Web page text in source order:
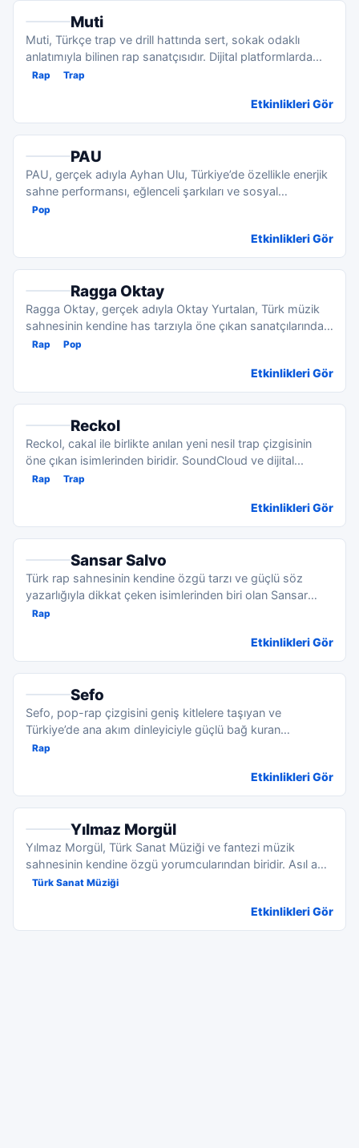
Muti
Muti, Türkçe trap ve drill hattında sert, sokak odaklı
anlatımıyla bilinen rap sanatçısıdır. Dijital platformlarda...
Rap Trap
Etkinlikleri Gör
PAU
PAU, gerçek adıyla Ayhan Ulu, Türkiye’de özellikle enerjik
sahne performansı, eğlenceli şarkıları ve sosyal
medyada...
Pop
Etkinlikleri Gör
Ragga Oktay
Ragga Oktay, gerçek adıyla Oktay Yurtalan, Türk müzik
sahnesinin kendine has tarzıyla öne çıkan sanatçılarından
bir...
Rap Pop
Etkinlikleri Gör
Reckol
Reckol, cakal ile birlikte anılan yeni nesil trap çizgisinin
öne çıkan isimlerinden biridir. SoundCloud ve dijital...
Rap Trap
Etkinlikleri Gör
Sansar Salvo
Türk rap sahnesinin kendine özgü tarzı ve güçlü söz
yazarlığıyla dikkat çeken isimlerinden biri olan Sansar
Salvo,...
Rap
Etkinlikleri Gör
Sefo
Sefo, pop-rap çizgisini geniş kitlelere taşıyan ve
Türkiye’de ana akım dinleyiciyle güçlü bağ kuran
sanatçılardan b...
Rap
Etkinlikleri Gör
Yılmaz Morgül
Yılmaz Morgül, Türk Sanat Müziği ve fantezi müzik
sahnesinin kendine özgü yorumcularından biridir. Asıl adı
İbrahim...
Türk Sanat Müziği
Etkinlikleri Gör